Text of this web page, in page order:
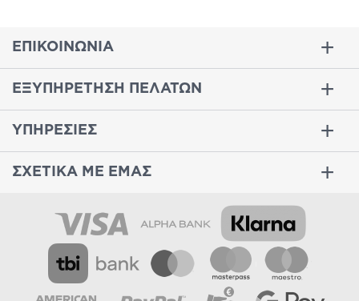
ΕΠΙΚΟΙΝΩΝΙΑ
ΕΞΥΠΗΡΕΤΗΣΗ ΠΕΛΑΤΩΝ
ΥΠΗΡΕΣΙΕΣ
ΣΧΕΤΙΚΑ ΜΕ ΕΜΑΣ